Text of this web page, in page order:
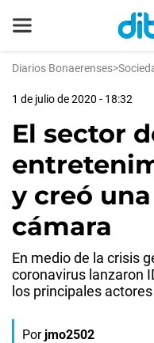
Diarios Bonaerenses>
1 de julio de 2020 - 18:32
El sector
y creó
cámara
En medio de la crisis
coronavirus lanzaron
los principales
Por jmo2502